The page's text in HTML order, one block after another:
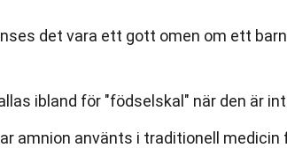
det vara ett gott omen om ett
ibland för "födselskal" när den är
amnion använts i traditionell medicin